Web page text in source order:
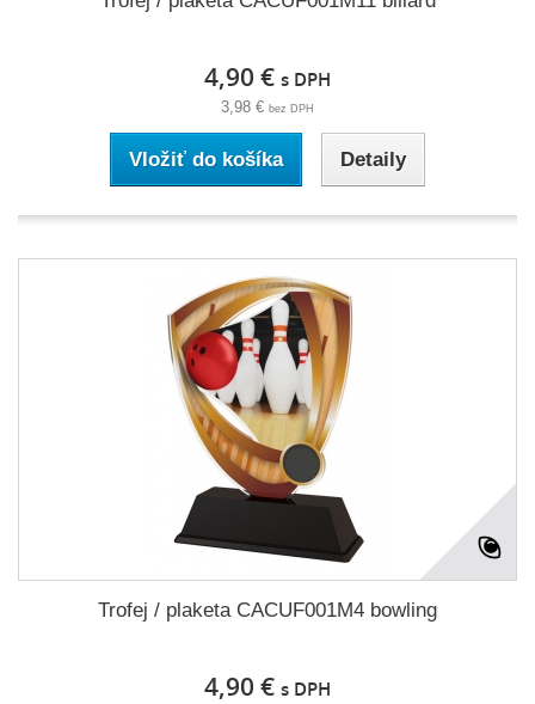
4,90 € s DPH
3,98 € bez DPH
Vložiť do košíka Detaily
Trofej / plaketa CACUF001M4 bowling
4,90 € s DPH